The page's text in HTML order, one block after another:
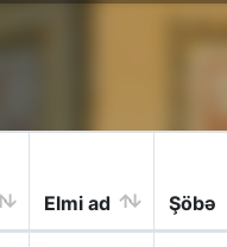
Elmi ad Şöbə